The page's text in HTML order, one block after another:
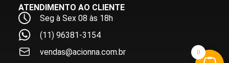
ATENDIMENTO AO CLIENTE
Seg à Sex 08 às 18h
(11) 96381-3154
vendas@acionna.com.br
0